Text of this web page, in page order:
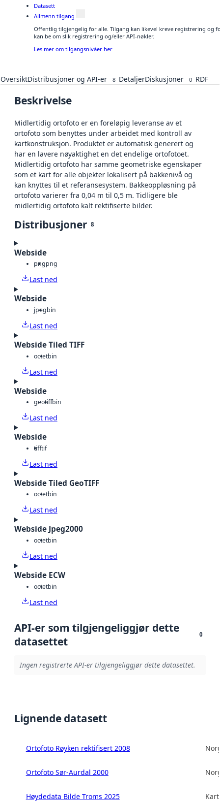
Datasett
Allmenn tilgang
Offentlig tilgjengelig for alle. Tilgang kan likevel kreve registrering og
kan be om slik registrering og/eller API-nøkler.
Les mer om tilgangsnivåer her
OversiktDistribusjoner og API-er 8 DetaljerDiskusjoner 0 RDF
Beskrivelse
Midlertidig ortofoto er en foreløpig leveranse av et
ortofoto som benyttes under arbeidet med kontroll av
kartkonstruksjon. Produktet er automatisk generert og
har en lavere nøyaktighet en det endelige ortofotoet.
Midlertidig ortofoto har samme geometriske egenskaper
som et kart for alle objekter lokalisert på bakkenivå og
kan knyttes til et referansesystem. Bakkeoppløsning på
ortofoto varierer fra 0,04 m til 0,5 m. Tidligere ble
midlertidig ortofoto kalt rektifiserte bilder.
Distribusjoner 8
Webside
pngpng
Last ned
Webside
jpegbin
Last ned
Webside Tiled TIFF
octetbin
Last ned
Webside
geotiffbin
Last ned
Webside
tifftif
Last ned
Webside Tiled GeoTIFF
octetbin
Last ned
Webside Jpeg2000
octetbin
Last ned
Webside ECW
octetbin
Last ned
API-er som tilgjengeliggjør dette
datasettet
0
Ingen registrerte API-er tilgjengeliggjør dette datasettet.
Lignende datasett
Ortofoto Røyken rektifisert 2008
Ortofoto Sør-Aurdal 2000
Høydedata Bilde Troms 2025